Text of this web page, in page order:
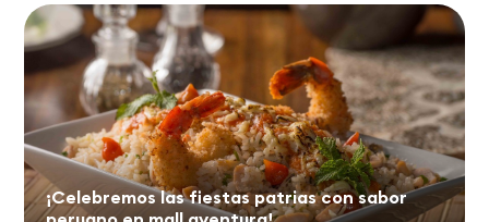
¡Celebremos las fiestas patrias con sabor